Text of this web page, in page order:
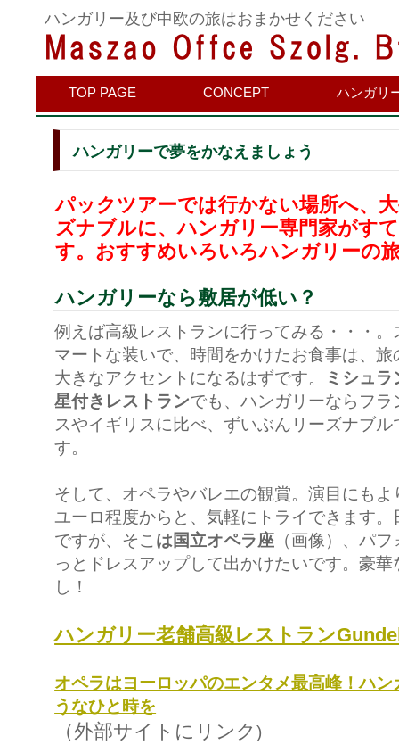
ハンガリー及び中欧の旅はおまかせください
ハンガリーで夢をかなえましょう
パックツアーでは行かない場所へ、
ズナブルに、ハンガリー専門家がす
す。おすすめいろいろハンガリーの
ハンガリーなら敷居が低い？
例えば高級レストランに行ってみる・・・。
マートな装いで、時間をかけたお食事は、旅
大きなアクセントになるはずです。
ミシュラ
星付きレストランでも、ハンガリーならフラ
スやイギリスに比べ、ずいぶんリーズナブル
す。
そして、オペラやバレエの観賞。演目にも
ユーロ程度からと、気軽にトライできます
ですが、そこ は国立オペラ座 （画像）、パ
っとドレスアップして出かけたいです。豪
し！
ハンガリー老舗高級レストラン
オペラはヨーロッパのエンタメ最高峰！ハ
うなひと時を
（外部サイトにリンク)
TOP PAGE CONCEPT ハンガリ